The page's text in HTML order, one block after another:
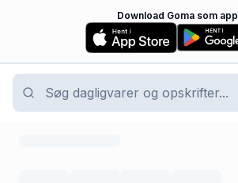
Download Goma som app